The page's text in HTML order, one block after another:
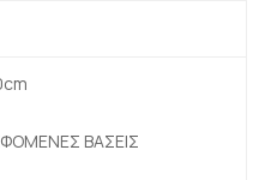
ΒΑΣΕΙΣ